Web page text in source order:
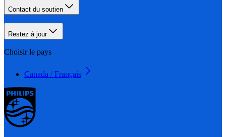
Contact du soutien
Restez à jour
Choisir le pays
Canada / Français